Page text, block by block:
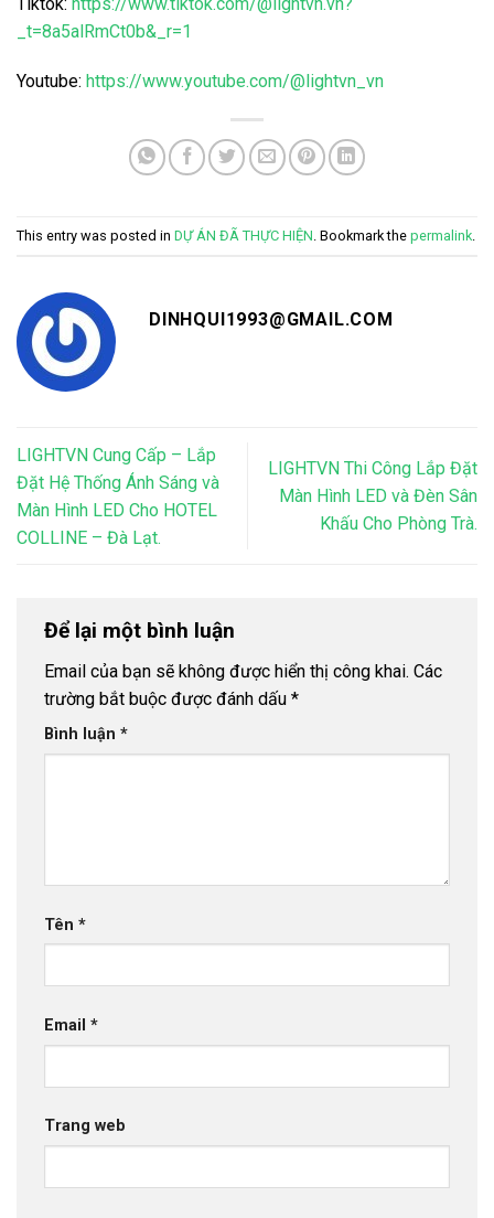
_t=8a5alRmCt0b&_r=1
Youtube: https://www.youtube.com/@lightvn_vn
This entry was posted in DỰ ÁN ĐÃ THỰC HIỆN . Bookmark the permalink
DINHQUI1993@GMAIL.COM
LIGHTVN Cung Cấp – Lắp
Đặt Hệ Thống Ánh Sáng và
Màn Hình LED Cho HOTEL
COLLINE – Đà Lạt.
LIGHTVN Thi Công Lắp Đặt
Màn Hình LED và Đèn Sân
Khấu Cho Phòng Trà.
Để lại một bình luận
Email của bạn sẽ không được hiển thị công khai. Các
trường bắt buộc được đánh dấu *
Bình luận *
Tên *
Email *
Trang web